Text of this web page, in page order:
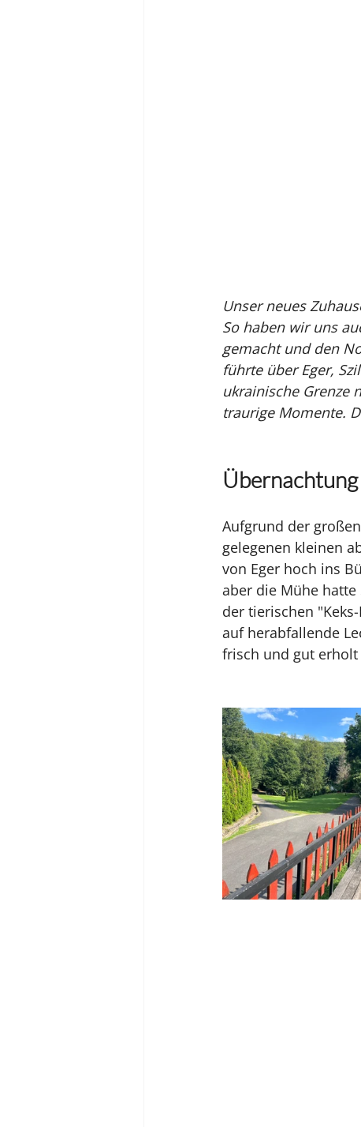
Unser neues
So haben wir uns
gemacht und den
führte über Eger,
ukrainische Grenze
traurige Momente.
Aufgrund der
gelegenen kleinen
von Eger hoch ins
aber die Mühe
der tierischen
auf herabfallende
frisch und gut